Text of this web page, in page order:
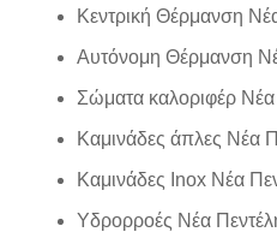
Κεντρική Θέρμανση
Αυτόνομη Θέρμανση
Σώματα καλοριφέρ Νέα
Καμινάδες άπλες Νέα
Καμινάδες Inox Νέα
Υδρορροές Νέα